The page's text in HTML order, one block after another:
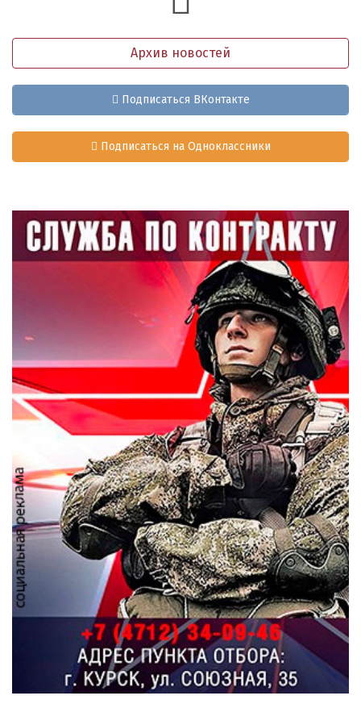
Архив новостей
Подписаться ВКонтакте
Подписаться на Одноклассники